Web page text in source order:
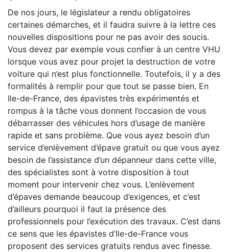
De nos jours, le législateur a rendu obligatoires
certaines démarches, et il faudra suivre à la lettre ces
nouvelles dispositions pour ne pas avoir des soucis.
Vous devez par exemple vous confier à un centre VHU
lorsque vous avez pour projet la destruction de votre
voiture qui n’est plus fonctionnelle. Toutefois, il y a des
formalités à remplir pour que tout se passe bien. En
Ile-de-France, des épavistes très expérimentés et
rompus à la tâche vous donnent l’occasion de vous
débarrasser des véhicules hors d’usage de manière
rapide et sans problème. Que vous ayez besoin d’un
service d’enlèvement d’épave gratuit ou que vous ayez
besoin de l’assistance d’un dépanneur dans cette ville,
des spécialistes sont à votre disposition à tout
moment pour intervenir chez vous. L’enlèvement
d’épaves demande beaucoup d’exigences, et c’est
d’ailleurs pourquoi il faut la présence des
professionnels pour l’exécution des travaux. C’est dans
ce sens que les épavistes d’Ile-de-France vous
proposent des services gratuits rendus avec finesse.